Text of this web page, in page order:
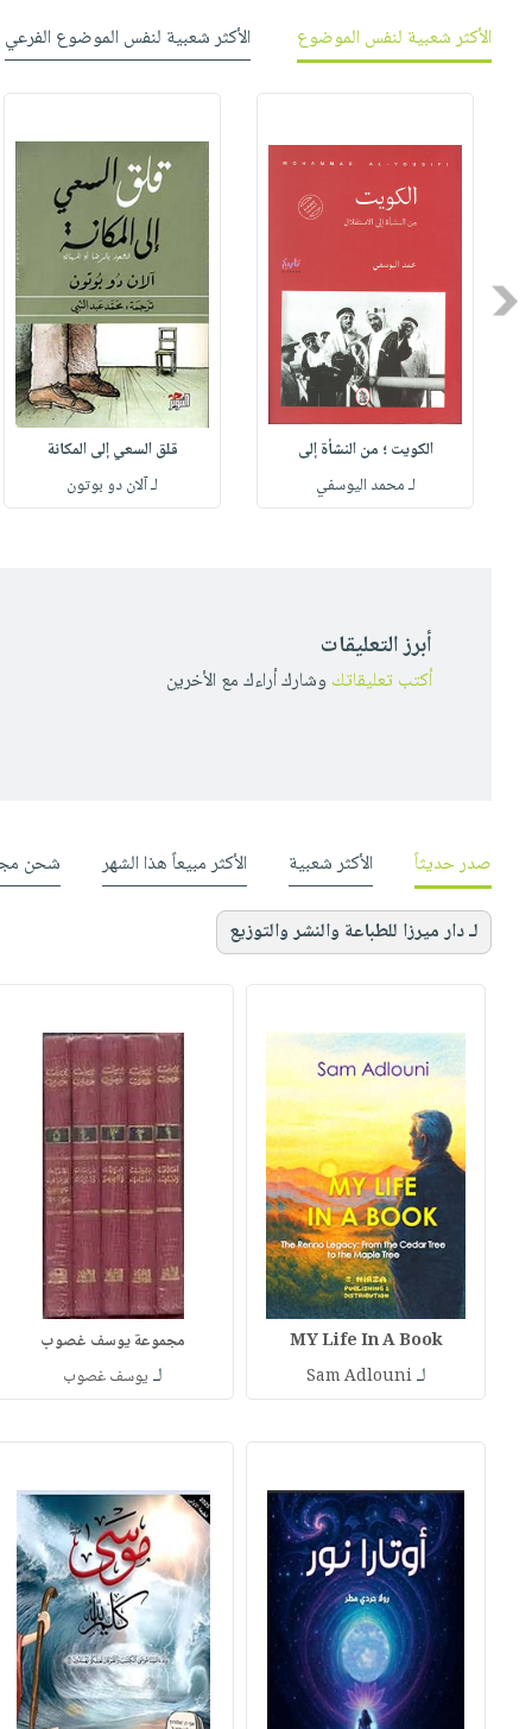
أطفال
مناسبات
أسئلة
يتكرر
خدمات
كتابك
عربة
التسوق
الإصدارات
الأكثر شعبية لنفس الموضوع
الأكثر شعبية لنفس الموضوع الفرعي
Previous
الكويت ؛ من النشأة إلى
لـ محمد اليوسفي
قلق السعي إلى المكانة
لـ آلان دو بوتون
أبرز التعليقات
أكتب تعليقاتك وشارك أراءك مع الأخرين
صدر حديثاً الأكثر شعبية الأكثر مبيعاً هذا الشهر شحن
لـ دار ميرزا للطباعة والنشر والتوزيع
MY Life In A Book
لـSam Adlouni
مجموعة يوسف غصوب
لـ يوسف غصوب